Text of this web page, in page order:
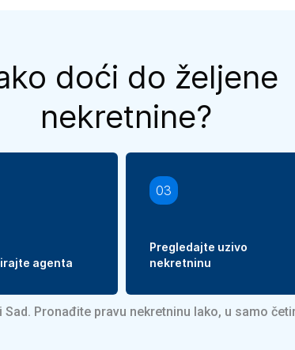
doći do željene
nekretnine?
agenta
03
Pregledajte uzivo
nekretninu
Pronađite pravu nekretninu lako, u samo